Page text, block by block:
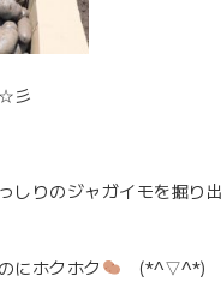
彡
しりのジャガイモを掘り
にホクホク
(*^▽^*)